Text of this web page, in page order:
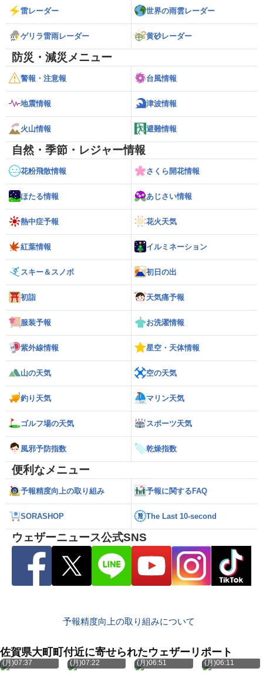
雷レーダー 世界の雨雲レーダー
ゲリラ雷雨レーダー 黄砂レーダー
防災・減災メニュー
警報・注意報 台風情報
地震情報 津波情報
火山情報 避難情報
自然・季節・レジャー情報
花粉飛散情報 さくら開花情報
ほたる情報 あじさい情報
熱中症予報 花火天気
紅葉情報 イルミネーション
スキー＆スノボ 初日の出
初詣 天気痛予報
服装予報 お洗濯情報
紫外線情報 星空・天体情報
山の天気 空の天気
釣り天気 マリン天気
ゴルフ場の天気 スポーツ天気
風邪予防指数 乾燥指数
便利なメニュー
予報精度向上の取り組み 予報に関するFAQ
SORASHOP The Last 10-second
ウェザーニュース公式SNS
予報精度向上の取り組みについて
佐賀県大町町付近に寄せられたウェザーリポート
8月10日
(月)07:37
8月10日
(月)07:22
8月10日
(月)06:51
8月10日
(月)06:11
8月10日
8月10日 8月10日 8月10日